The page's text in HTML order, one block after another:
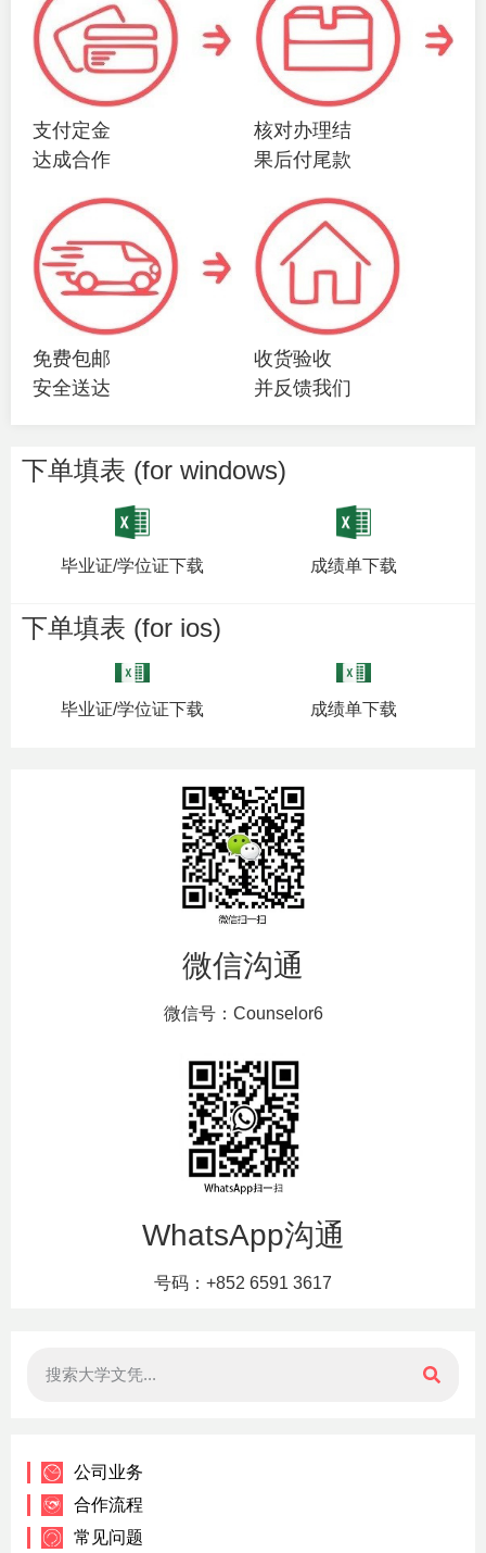
支付定金
达成合作
核对办理结
果后付尾款
免费包邮
安全送达
收货验收
并反馈我们
下单填表 (for windows)
毕业证/学位证下载 成绩单下载
下单填表 (for ios)
毕业证/学位证下载 成绩单下载
微信沟通
微信号：Counselor6
WhatsApp沟通
号码：+852 6591 3617
公司业务
合作流程
常见问题